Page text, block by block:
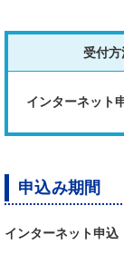
受付方
インターネット
申込み期間
インターネット申込